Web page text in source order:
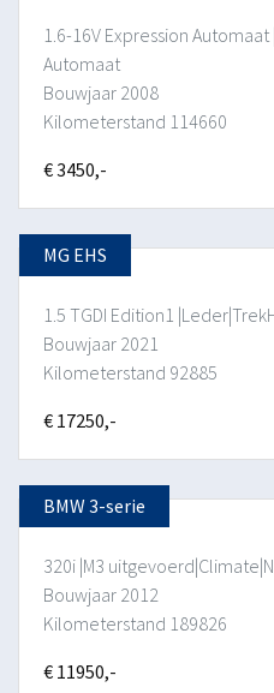
1.6-16V Expression
Automaat
Bouwjaar 2008
Kilometerstand 114660
€ 3450,-
MG EHS
1.5 TGDI Edition1
Bouwjaar 2021
Kilometerstand 92885
€ 17250,-
BMW 3-serie
320i |M3
Bouwjaar 2012
Kilometerstand 189826
€ 11950,-